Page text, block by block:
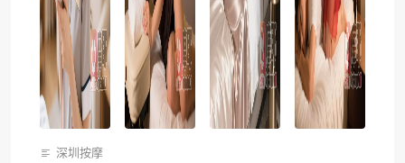
深圳按摩